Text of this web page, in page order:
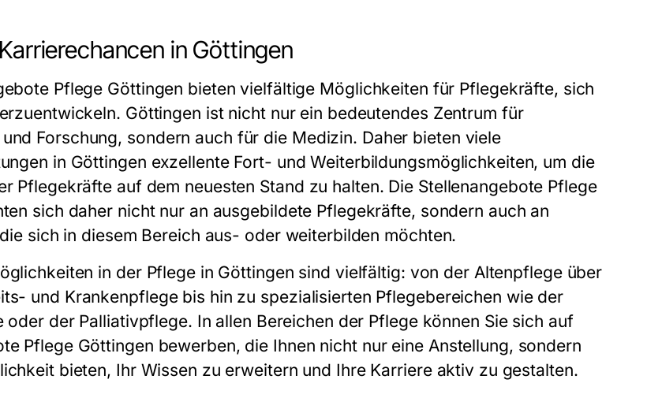
in Göttingen
Pflege Göttingen bieten vielfältige Möglichkeiten für Pflegekräfte, sich
Göttingen ist nicht nur ein bedeutendes Zentrum für
Forschung, sondern auch für die Medizin. Daher bieten viele
in Göttingen exzellente Fort- und Weiterbildungsmöglichkeiten, um die
Pflegekräfte auf dem neuesten Stand zu halten. Die Stellenangebote Pflege
sich daher nicht nur an ausgebildete Pflegekräfte, sondern auch an
sich in diesem Bereich aus- oder weiterbilden möchten.
in der Pflege in Göttingen sind vielfältig: von der Altenpflege über
und Krankenpflege bis hin zu spezialisierten Pflegebereichen wie der
oder der Palliativpflege. In allen Bereichen der Pflege können Sie sich auf
Pflege Göttingen bewerben, die Ihnen nicht nur eine Anstellung, sondern
bieten, Ihr Wissen zu erweitern und Ihre Karriere aktiv zu gestalten.